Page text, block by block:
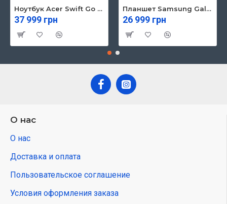
Ноутбук Acer Swift Go 16 SFG16-71 (NX.KVZEU.003)
37 999 грн
Планшет Samsung Galaxy Tab S10 FE 5G 8/128GB Gray (SM-X526BZAREUC)
26 999 грн
О нас
О нас
Доставка и оплата
Пользовательское соглашение
Условия оформления заказа